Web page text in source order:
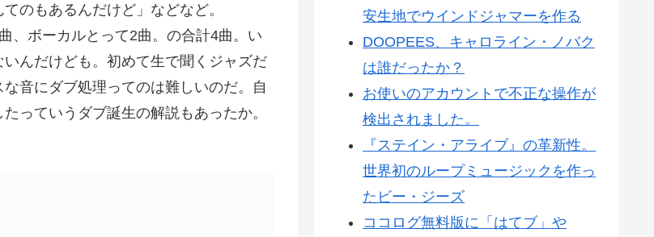
のもあるんだけど」などなど。
、ボーカルとって2曲。の合計4曲。い
んだけども。初めて生で聞くジャズだ
音にダブ処理ってのは難しいのだ。自
っていうダブ誕生の解説もあったか。
安生地でウインドジャマーを作る
DOOPEES、キャロライン・ノバク
は誰だったか？
お使いのアカウントで不正な操作が
検出されました。
『ステイン・アライブ』の革新性。
世界初のループミュージックを作っ
たビー・ジーズ
ココログ無料版に「はてブ」や